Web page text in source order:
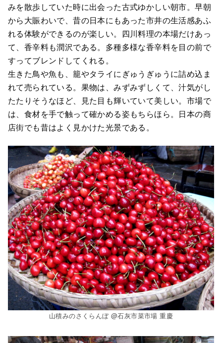
みを散歩していた時に出会った古式ゆかしい朝市。早朝
から大賑わいで、昔の日本にもあった市井の生活感あふ
れる体験ができるのが楽しい。四川料理の本場だけあっ
て、香辛料も潤沢である。多種多様な香辛料を目の前で
すってブレンドしてくれる。
生きた鳥や魚も、籠やタライにぎゅうぎゅうに詰め込ま
れて売られている。果物は、みずみずしくて、汁気がし
たたりそうなほど、見た目も輝いていて美しい。市場で
は、食材を手で触って確かめる姿もちらほら。日本の商
店街でも昔はよく見かけた光景である。
山積みのさくらんぼ @石灰市菜市場 重慶